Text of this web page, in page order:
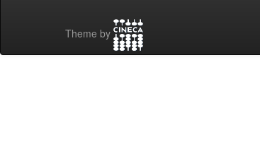
Theme by